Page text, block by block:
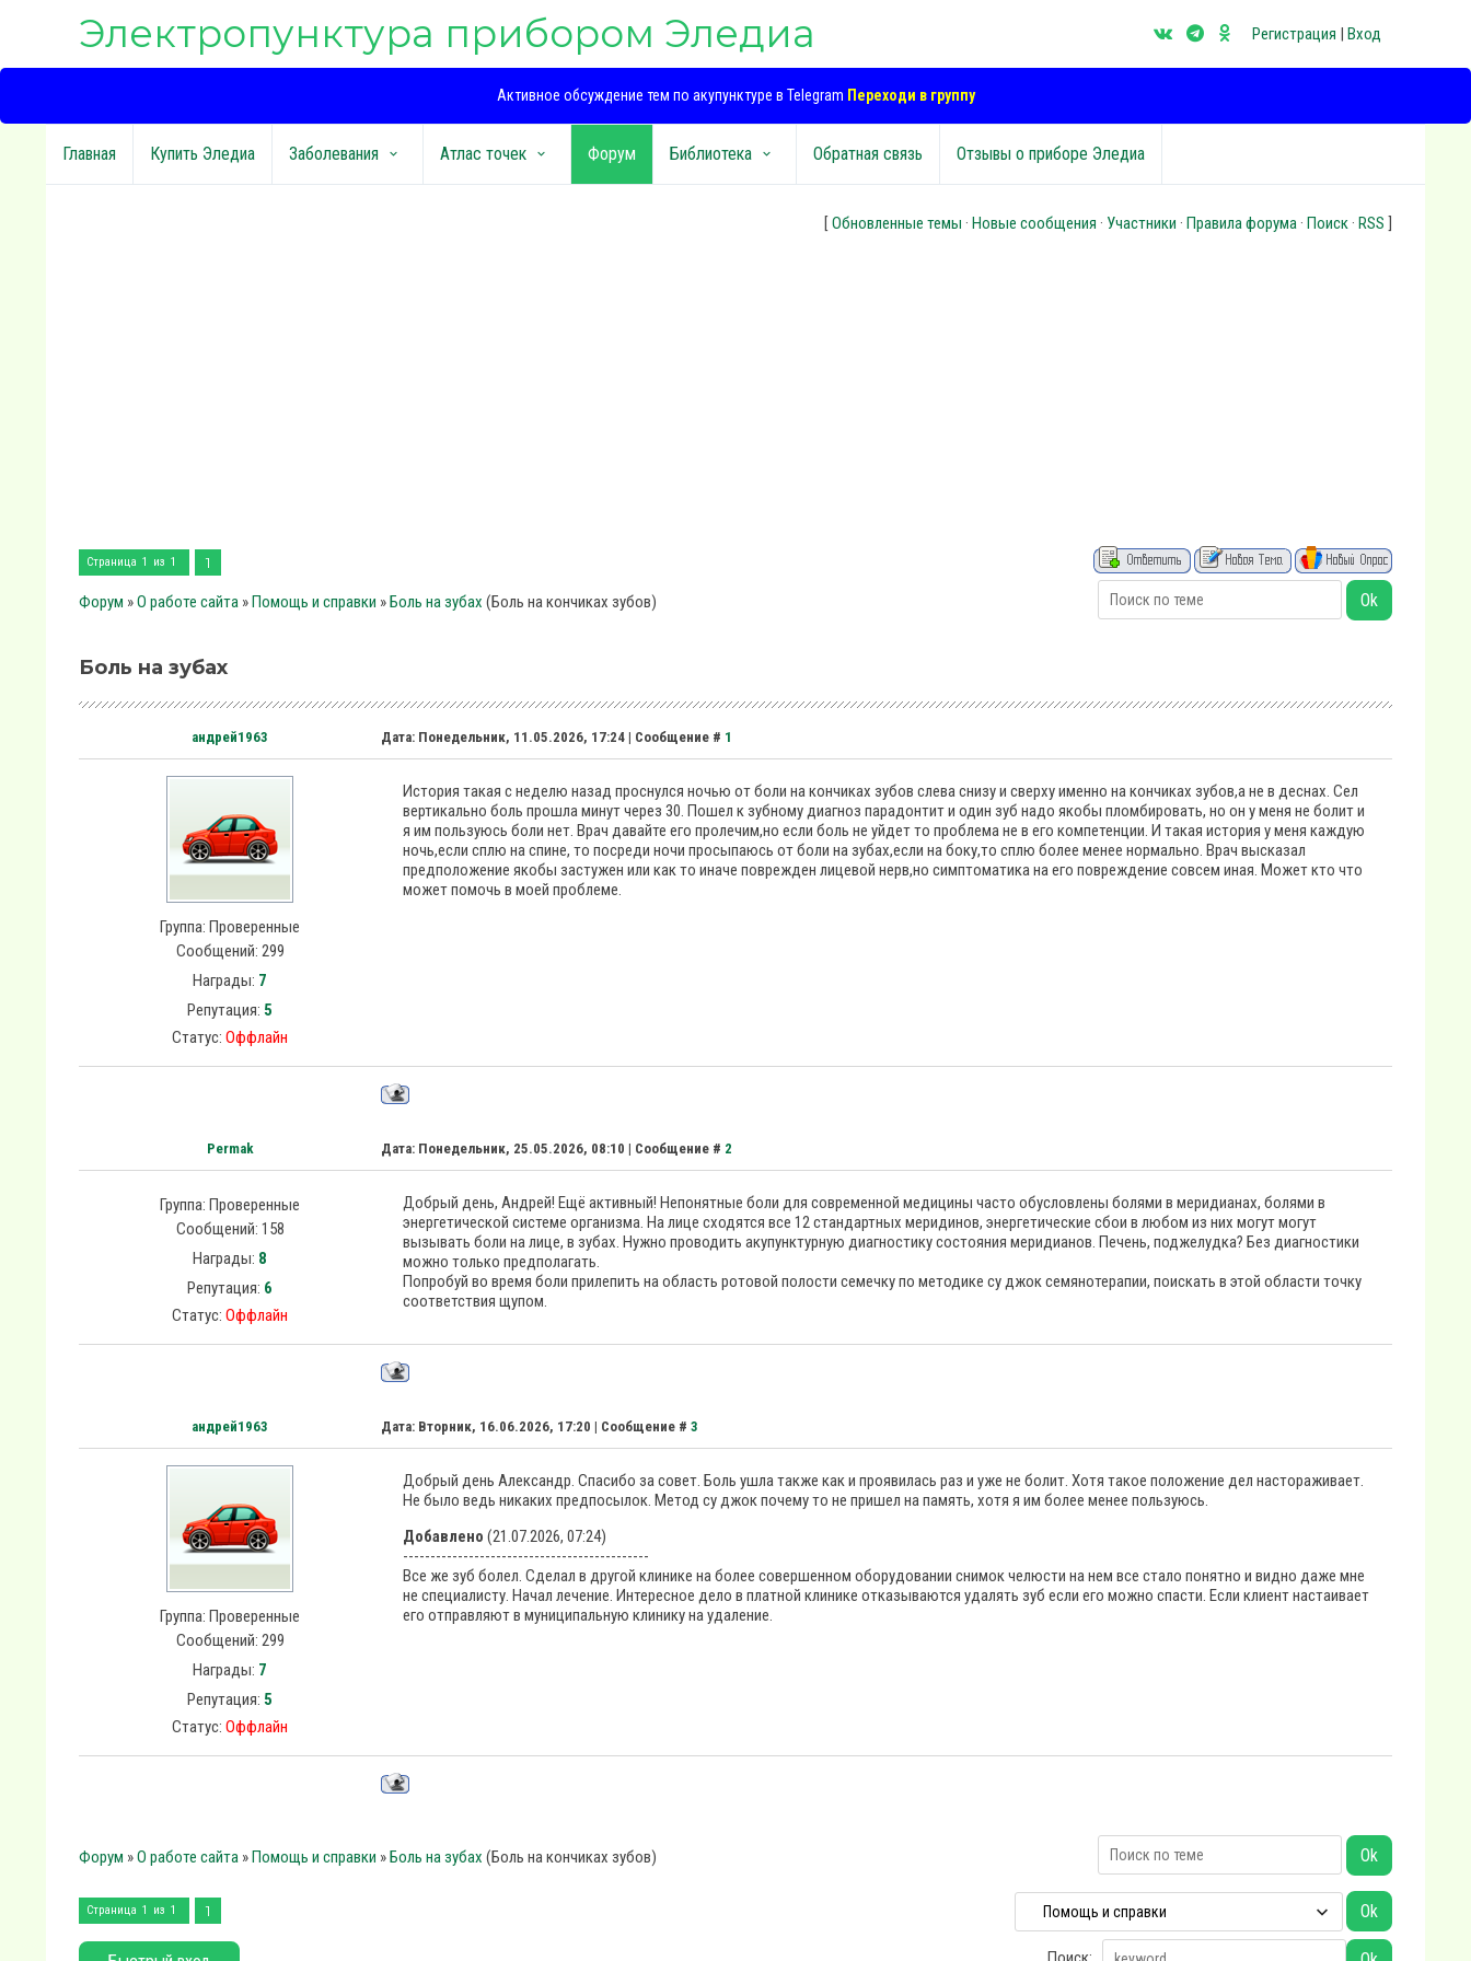
Электропунктура прибором Эледиа Регистрация | Вход
Активное обсуждение тем по акупунктуре в Telegram Переходи в группу
Главная Купить Эледиа Заболевания keyboard_arrow_down Атлас точек keyboard_arrow_down Форум Библиотека keyboard_arrow_down Обратная связь Отзывы о приборе Эледиа
[Обновленные темы · Новые сообщения · Участники · Правила форума · Поиск · RSS ]
Страница 1 из 1 1
Форум »О работе сайта »Помощь и справки »Боль на зубах (Боль на кончиках зубов)
Боль на зубах
андрей1963 Дата: Понедельник, 11.05.2026, 17:24 | Сообщение # 1
Группа: Проверенные
Сообщений: 299
Награды: 7
Репутация: 5
Статус: Оффлайн
История такая с неделю назад проснулся ночью от боли на кончиках зубов слева снизу и сверху именно на кончиках зубов,а не в деснах. Сел
вертикально боль прошла минут через 30. Пошел к зубному диагноз парадонтит и один зуб надо якобы пломбировать, но он у меня не болит и
я им пользуюсь боли нет. Врач давайте его пролечим,но если боль не уйдет то проблема не в его компетенции. И такая история у меня каждую
ночь,если сплю на спине, то посреди ночи просыпаюсь от боли на зубах,если на боку,то сплю более менее нормально. Врач высказал
предположение якобы застужен или как то иначе поврежден лицевой нерв,но симптоматика на его повреждение совсем иная. Может кто что
может помочь в моей проблеме.
Permak Дата: Понедельник, 25.05.2026, 08:10 | Сообщение # 2
Группа: Проверенные
Сообщений: 158
Награды: 8
Репутация: 6
Статус: Оффлайн
Добрый день, Андрей! Ещё активный! Непонятные боли для современной медицины часто обусловлены болями в меридианах, болями в
энергетической системе организма. На лице сходятся все 12 стандартных меридинов, энергетические сбои в любом из них могут могут
вызывать боли на лице, в зубах. Нужно проводить акупунктурную диагностику состояния меридианов. Печень, поджелудка? Без диагностики
можно только предполагать.
Попробуй во время боли прилепить на область ротовой полости семечку по методике су джок семянотерапии, поискать в этой области точку
соответствия щупом.
андрей1963 Дата: Вторник, 16.06.2026, 17:20 | Сообщение # 3
Группа: Проверенные
Сообщений: 299
Награды: 7
Репутация: 5
Статус: Оффлайн
Добрый день Александр. Спасибо за совет. Боль ушла также как и проявилась раз и уже не болит. Хотя такое положение дел настораживает.
Не было ведь никаких предпосылок. Метод су джок почему то не пришел на память, хотя я им более менее пользуюсь.
Добавлено (21.07.2026, 07:24)
---------------------------------------------
Все же зуб болел. Сделал в другой клинике на более совершенном оборудовании снимок челюсти на нем все стало понятно и видно даже мне
не специалисту. Начал лечение. Интересное дело в платной клинике отказываются удалять зуб если его можно спасти. Если клиент настаивает
его отправляют в муниципальную клинику на удаление.
Форум »О работе сайта »Помощь и справки »Боль на зубах (Боль на кончиках зубов)
Страница 1 из 1 1